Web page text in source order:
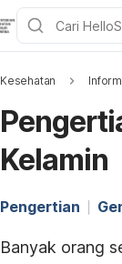
Kesehatan
Kelamin
Pengertian
Banyak orang